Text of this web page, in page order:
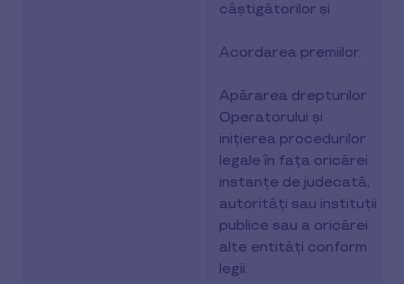
câștigătorilor și
Acordarea premiilor.
Apărarea drepturilor
Operatorului și
inițierea procedurilor
legale în fața oricărei
instanțe de judecată,
autorități sau instituții
publice sau a oricărei
alte entități conform
legii.